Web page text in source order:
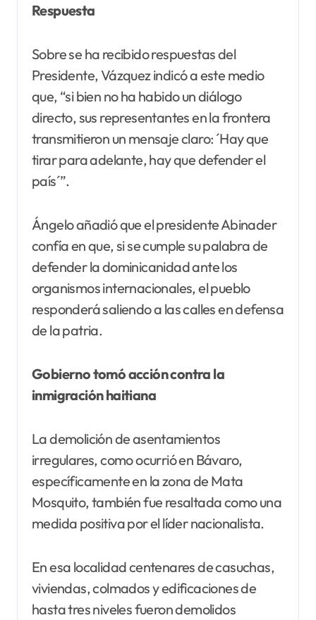
Respuesta
Sobre se ha recibido respuestas del
Presidente, Vázquez indicó a este medio
que, “si bien no ha habido un diálogo
directo, sus representantes en la frontera
transmitieron un mensaje claro: ´Hay que
tirar para adelante, hay que defender el
país´”.
Ángelo añadió que el presidente Abinader
confía en que, si se cumple su palabra de
defender la dominicanidad ante los
organismos internacionales, el pueblo
responderá saliendo a las calles en defensa
de la patria.
Gobierno tomó acción contra la
inmigración haitiana
La demolición de asentamientos
irregulares, como ocurrió en Bávaro,
específicamente en la zona de Mata
Mosquito, también fue resaltada como una
medida positiva por el líder nacionalista.
En esa localidad centenares de casuchas,
viviendas, colmados y edificaciones de
hasta tres niveles fueron demolidos